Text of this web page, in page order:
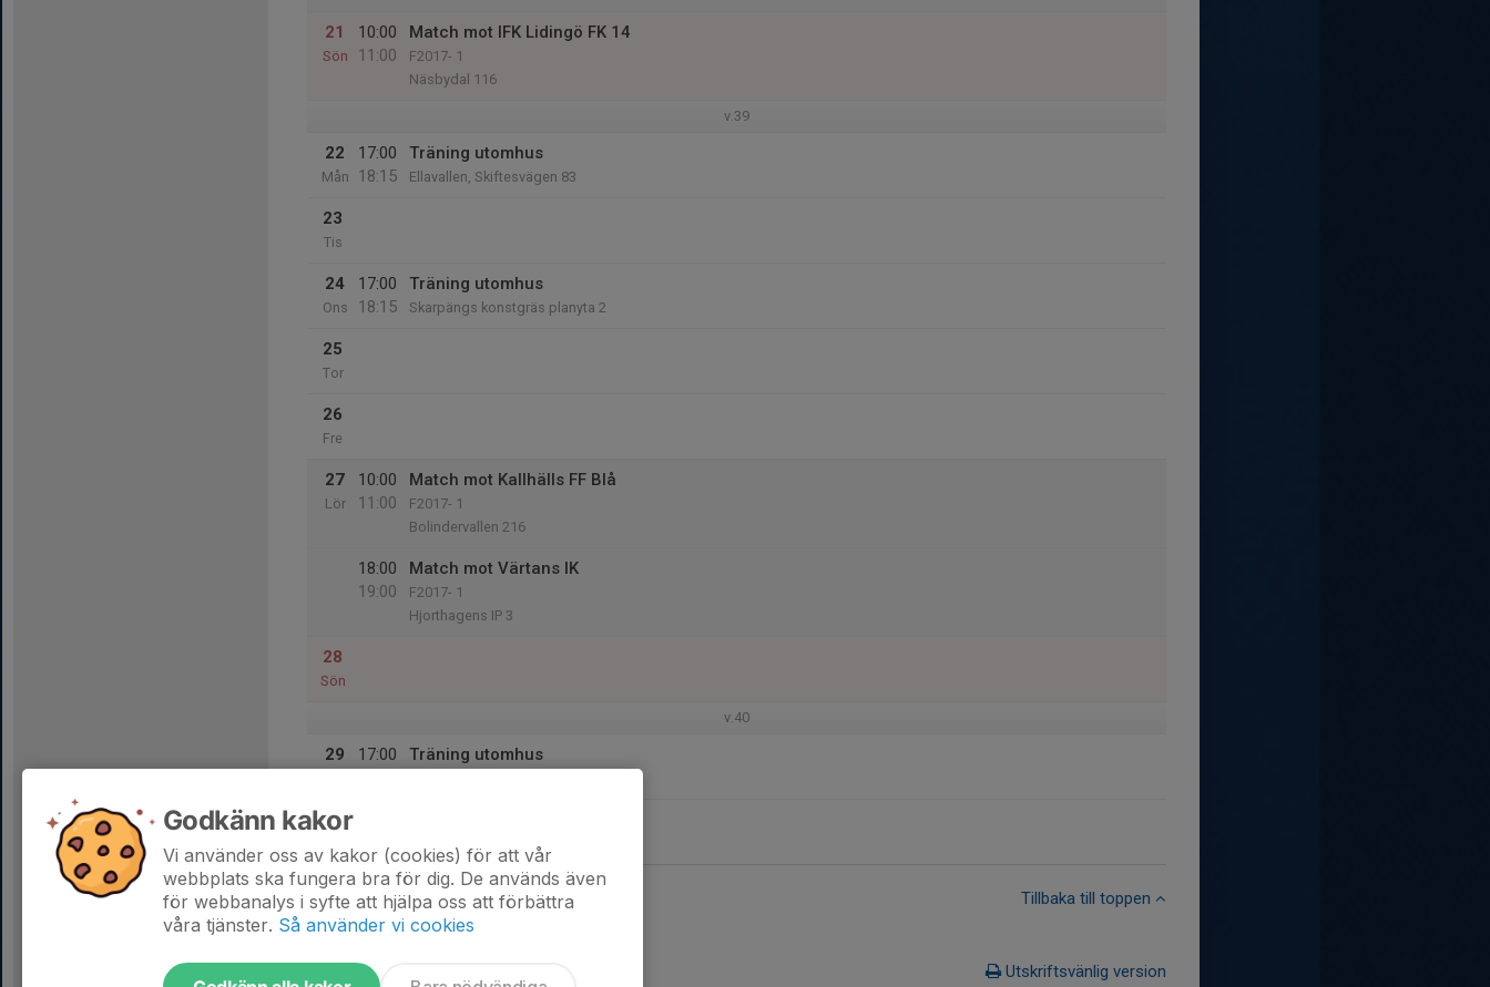
21
Sön
10:00
11:00
Match mot IFK Lidingö FK 14
F2017- 1
Näsbydal 116
v.39
22
Mån
17:00
18:15
Träning utomhus
Ellavallen, Skiftesvägen 83
23
Tis
24
Ons
17:00
18:15
Träning utomhus
Skarpängs konstgräs planyta 2
25
Tor
26
Fre
27
Lör
10:00
11:00
Match mot Kallhälls FF Blå
F2017- 1
Bolindervallen 216
18:00
19:00
Match mot Värtans IK
F2017- 1
Hjorthagens IP 3
28
Sön
v.40
29
17:00
Träning utomhus
30
Tillbaka till toppen
Utskriftsvänlig version
Godkänn kakor
Vi använder oss av kakor (cookies) för att vår
webbplats ska fungera bra för dig. De används även
för webbanalys i syfte att hjälpa oss att förbättra
våra tjänster. Så använder vi cookies